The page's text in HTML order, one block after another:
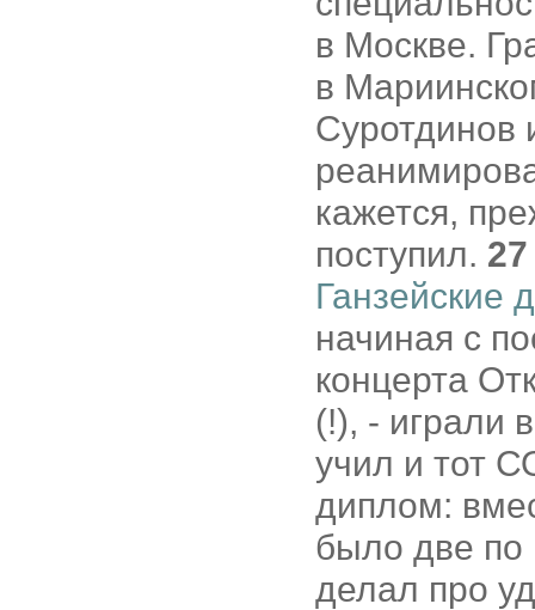
в Москве.
в
Суротдинов
кажется,
поступил. 27
Ганзейские
начиная с
концерта
(!), - играли
учил и тот
диплом:
было две по
делал про